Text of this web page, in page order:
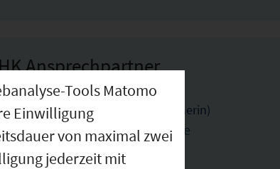
Ansprechpartner
Ebensperger (Ansprechpartnerin)
ebensperger@bayreuth.ihk.de
0921886105
Tools Matomo
Einwilligung
von maximal zwei
jederzeit mit